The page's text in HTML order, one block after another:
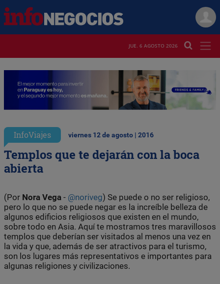
JUE. 6 AGOSTO 2026
InfoViajes viernes 12 de agosto | 2016
Templos que te dejarán con la boca
abierta
(Por Nora Vega - @noriveg) Se puede o no ser religioso,
pero lo que no se puede negar es la increíble belleza de
algunos edificios religiosos que existen en el mundo,
sobre todo en Asia. Aquí te mostramos tres maravillosos
templos que deberían ser visitados al menos una vez en
la vida y que, además de ser atractivos para el turismo,
son los lugares más representativos e importantes para
algunas religiones y civilizaciones.